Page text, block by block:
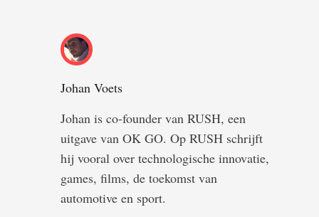
Johan Voets
Johan is co-founder van RUSH, een
uitgave van OK GO. Op RUSH schrijft
hij vooral over technologische innovatie,
games, films, de toekomst van
automotive en sport.